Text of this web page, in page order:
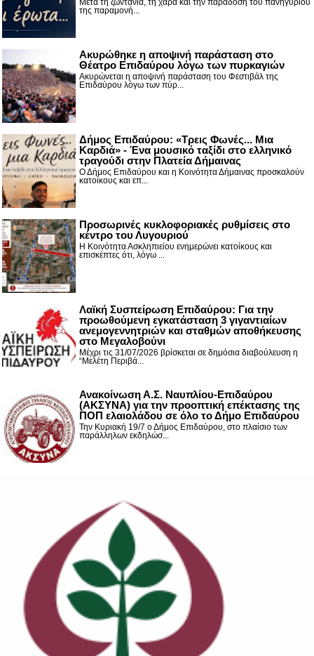
της παραμονή...
Ακυρώθηκε η αποψινή παράσταση στο
Θέατρο Επιδαύρου λόγω των πυρκαγιών
Ακυρώνεται η αποψινή παράσταση του Φεστιβάλ της
Επιδαύρου λόγω των πύρ...
Δήμος Επιδαύρου: «Τρεις Φωνές... Μια
Καρδιά» - Ένα μουσικό ταξίδι στο ελληνικό
τραγούδι στην Πλατεία Δήμαινας
Ο Δήμος Επιδαύρου και η Κοινότητα Δήμαινας προσκαλούν
κατοίκους και επ...
Προσωρινές κυκλοφοριακές ρυθμίσεις στο
κέντρο του Λυγουριού
Η Κοινότητα Ασκληπιείου ενημερώνει κατοίκους και
επισκέπτες ότι, λόγω ...
Λαϊκή Συσπείρωση Επιδαύρου: Για την
προωθούμενη εγκατάσταση 3 γιγαντιαίων
ανεμογεννητριών και σταθμών αποθήκευσης
στο Μεγαλοβούνι
Μέχρι τις 31/07/2026 βρίσκεται σε δημόσια διαβούλευση η
“Μελέτη Περιβά...
Ανακοίνωση Α.Σ. Ναυπλίου-Επιδαύρου
(ΑΚΣΥΝΑ) για την προοπτική επέκτασης της
ΠΟΠ ελαιολάδου σε όλο το Δήμο Επιδαύρου
Την Κυριακή 19/7 ο Δήμος Επιδαύρου, στο πλαίσιο των
παράλληλων εκδηλώσ...